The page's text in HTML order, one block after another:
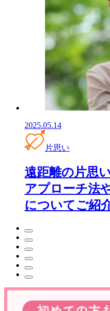
2025.05.14
片思い
遠距離の片思
アプローチ法
についてご紹